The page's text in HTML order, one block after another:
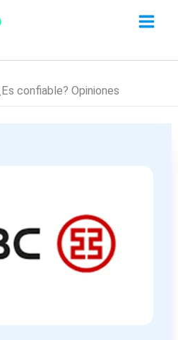
confiable? Opiniones